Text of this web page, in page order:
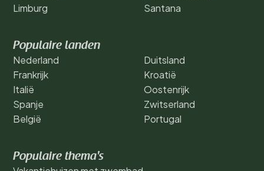
Limburg
Santana
Populaire landen
Nederland
Frankrijk
Italië
Spanje
België
Duitsland
Kroatië
Oostenrijk
Zwitserland
Portugal
Populaire thema's